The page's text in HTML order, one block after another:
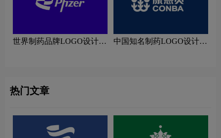
世界制药品牌LOGO设计理
中国知名制药LOGO设计理
热门文章